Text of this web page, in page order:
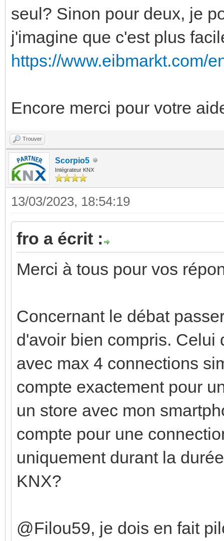
seul? Sinon pour deux, je
j'imagine que c'est plus
https://www.eibmarkt.com/
Encore merci pour votre
Trouver
Scorpio5
Intégrateur KNX
13/03/2023, 18:54:19
fro a écrit :
Merci à tous pour vos
Concernant le débat
d'avoir bien compris. Celui
avec max 4 connections
compte exactement pour
un store avec mon
compte pour une
uniquement durant la
KNX?
@Filou59, je dois en fait